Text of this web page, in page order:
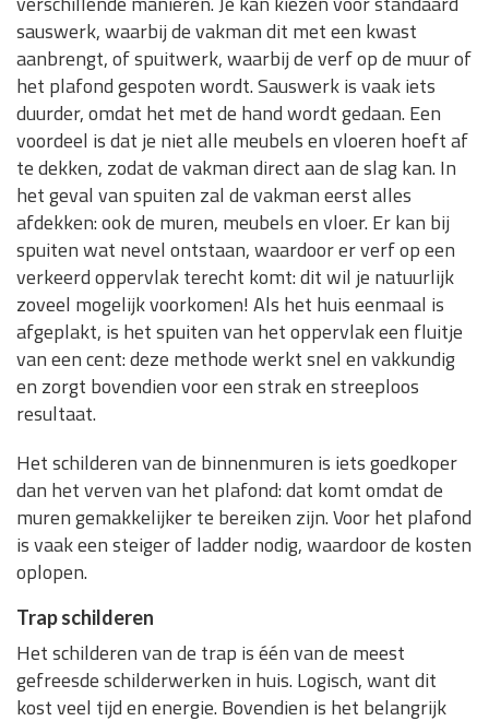
sauswerk, waarbij de vakman dit met een kwast
aanbrengt, of spuitwerk, waarbij de verf op de muur of
het plafond gespoten wordt. Sauswerk is vaak iets
duurder, omdat het met de hand wordt gedaan. Een
voordeel is dat je niet alle meubels en vloeren hoeft af
te dekken, zodat de vakman direct aan de slag kan. In
het geval van spuiten zal de vakman eerst alles
afdekken: ook de muren, meubels en vloer. Er kan bij
spuiten wat nevel ontstaan, waardoor er verf op een
verkeerd oppervlak terecht komt: dit wil je natuurlijk
zoveel mogelijk voorkomen! Als het huis eenmaal is
afgeplakt, is het spuiten van het oppervlak een fluitje
van een cent: deze methode werkt snel en vakkundig
en zorgt bovendien voor een strak en streeploos
resultaat.
Het schilderen van de binnenmuren is iets goedkoper
dan het verven van het plafond: dat komt omdat de
muren gemakkelijker te bereiken zijn. Voor het plafond
is vaak een steiger of ladder nodig, waardoor de kosten
oplopen.
Trap schilderen
Het schilderen van de trap is één van de meest
gefreesde schilderwerken in huis. Logisch, want dit
kost veel tijd en energie. Bovendien is het belangrijk